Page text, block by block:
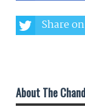
Share
About The